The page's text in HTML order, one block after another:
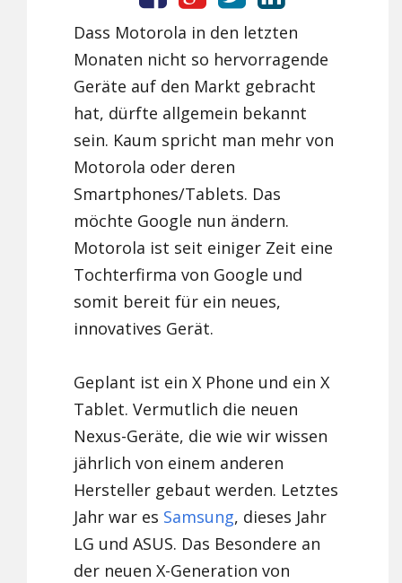
Dass Motorola in den letzten
Monaten nicht so hervorragende
Geräte auf den Markt gebracht
hat, dürfte allgemein bekannt
sein. Kaum spricht man mehr von
Motorola oder deren
Smartphones/Tablets. Das
möchte Google nun ändern.
Motorola ist seit einiger Zeit eine
Tochterfirma von Google und
somit bereit für ein neues,
innovatives Gerät.
Geplant ist ein X Phone und ein X
Tablet. Vermutlich die neuen
Nexus-Geräte, die wie wir wissen
jährlich von einem anderen
Hersteller gebaut werden. Letztes
Jahr war es Samsung, dieses Jahr
LG und ASUS. Das Besondere an
der neuen X-Generation von